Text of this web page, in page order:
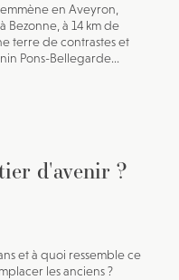
en Aveyron,
Bezonne, à 14 km de
terre de contrastes et
Pons-Bellegarde...
d'avenir ?
et à quoi ressemble ce
les anciens ?